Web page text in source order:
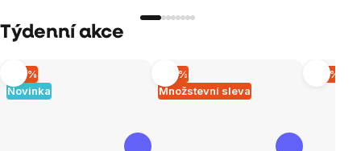
Týdenní akce
Novinka
–10 %
Množstevní sleva
–15 % –15 %